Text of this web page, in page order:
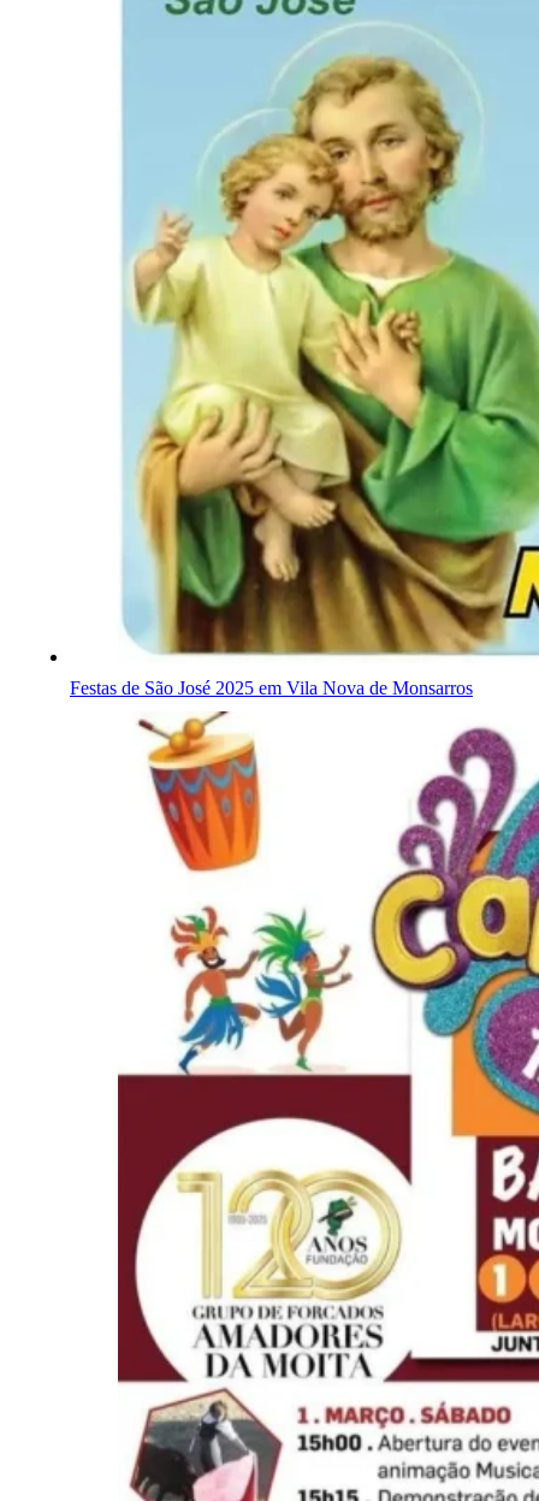
Festas de São José 2025 em Vila Nova de Monsarros